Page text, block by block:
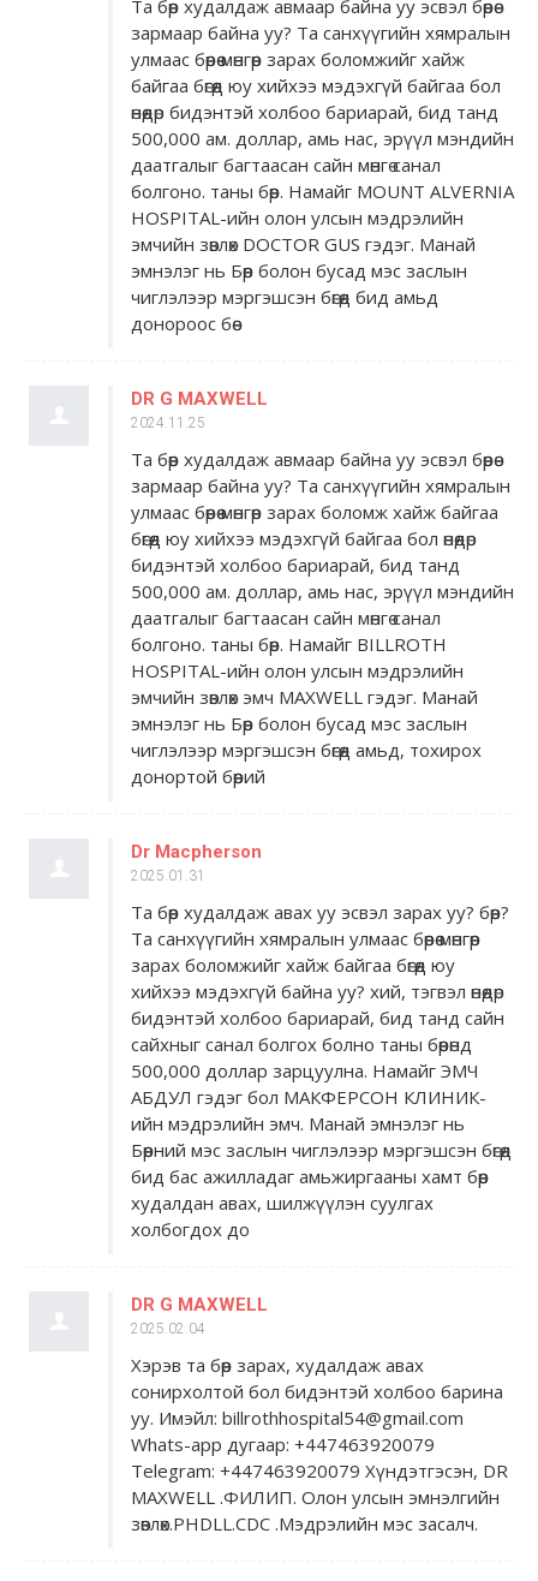
Та бөөр худалдаж авмаар байна уу эсвэл бөөрөө
зармаар байна уу? Та санхүүгийн хямралын
улмаас бөөрөө мөнгөөр ​​зарах боломжийг хайж
байгаа бөгөөд юу хийхээ мэдэхгүй байгаа бол
өнөөдөр бидэнтэй холбоо бариарай, бид танд
500,000 ам. доллар, амь нас, эрүүл мэндийн
даатгалыг багтаасан сайн мөнгө санал
болгоно. таны бөөр. Намайг MOUNT ALVERNIA
HOSPITAL-ийн олон улсын мэдрэлийн
эмчийн зөвлөх DOCTOR GUS гэдэг. Манай
эмнэлэг нь Бөөр болон бусад мэс заслын
чиглэлээр мэргэшсэн бөгөөд бид амьд
донороос бөө
DR G MAXWELL
2024.11.25
Та бөөр худалдаж авмаар байна уу эсвэл бөөрөө
зармаар байна уу? Та санхүүгийн хямралын
улмаас бөөрөө мөнгөөр ​​зарах боломж хайж байгаа
бөгөөд юу хийхээ мэдэхгүй байгаа бол өнөөдөр
бидэнтэй холбоо бариарай, бид танд
500,000 ам. доллар, амь нас, эрүүл мэндийн
даатгалыг багтаасан сайн мөнгө санал
болгоно. таны бөөр. Намайг BILLROTH
HOSPITAL-ийн олон улсын мэдрэлийн
эмчийн зөвлөх эмч MAXWELL гэдэг. Манай
эмнэлэг нь Бөөр болон бусад мэс заслын
чиглэлээр мэргэшсэн бөгөөд амьд, тохирох
донортой бөөрий
Dr Macpherson
2025.01.31
Та бөөр худалдаж авах уу эсвэл зарах уу? бөөр?
Та санхүүгийн хямралын улмаас бөөрөө мөнгөөр ​​
зарах боломжийг хайж байгаа бөгөөд юу
хийхээ мэдэхгүй байна уу? хий, тэгвэл өнөөдөр
бидэнтэй холбоо бариарай, бид танд сайн
сайхныг санал болгох болно таны бөөрөнд
500,000 доллар зарцуулна. Намайг ЭМЧ
АБДУЛ гэдэг бол МАКФЕРСОН КЛИНИК-
ийн мэдрэлийн эмч. Манай эмнэлэг нь
Бөөрний мэс заслын чиглэлээр мэргэшсэн бөгөөд
бид бас ажилладаг амьжиргааны хамт бөөр
худалдан авах, шилжүүлэн суулгах
холбогдох до
DR G MAXWELL
2025.02.04
Хэрэв та бөөр зарах, худалдаж авах
сонирхолтой бол бидэнтэй холбоо барина
уу. Имэйл: billrothhospital54@gmail.com
Whats-app дугаар: +447463920079
Telegram: +447463920079 Хүндэтгэсэн, DR
MAXWELL .ФИЛИП. Олон улсын эмнэлгийн
зөвлөх.PHDLL.CDC .Мэдрэлийн мэс засалч.